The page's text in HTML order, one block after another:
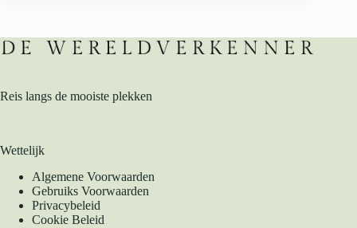
Reis langs de mooiste plekken
Wettelijk
Algemene Voorwaarden
Gebruiks Voorwaarden
Privacybeleid
Cookie Beleid